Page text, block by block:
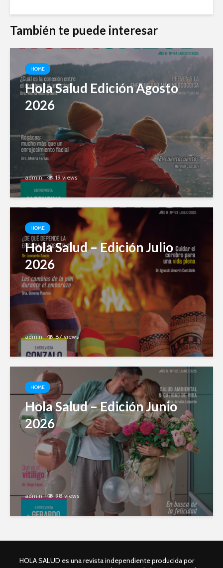
También te puede interesar
HOME
Hola Salud Edición Agosto
2026
admin 19 views
HOME
Hola Salud – Edición Julio
2026
admin 87 views
HOME
Hola Salud – Edición Junio
2026
admin 98 views
HOLA SALUD es una revista independiente producida por